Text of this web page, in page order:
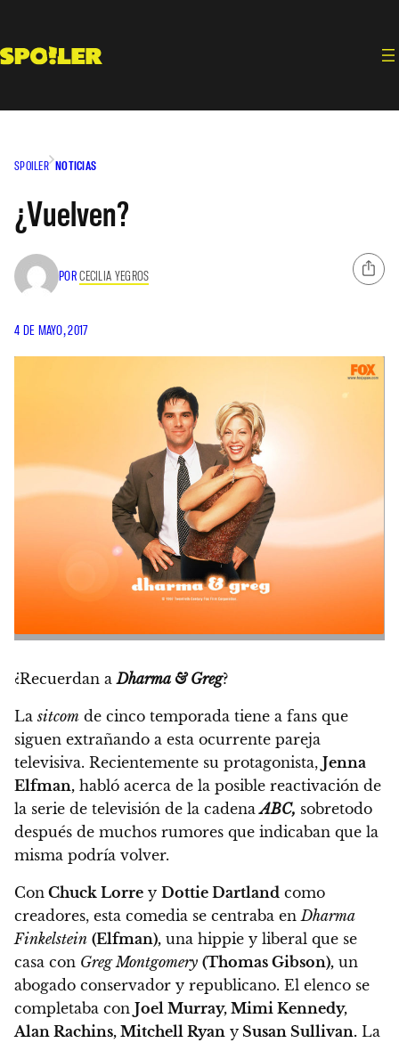
contenido
SPOILER NOTICIAS
¿Vuelven?
PORCECILIA YEGROS
4 DE MAYO, 2017
¿Recuerdan aDharma & Greg?
Lasitcom de cinco temporada tiene a fans que
siguen extrañando a esta ocurrente pareja
televisiva. Recientemente su protagonista, Jenna
Elfman, habló acerca de la posible reactivación de
la serie de televisión de la cadenaABC, sobretodo
después de muchos rumores que indicaban que la
misma podría volver.
Con Chuck Lorre y Dottie Dartland como
creadores, esta comedia se centraba en Dharma
Finkelstein (Elfman), una hippie y liberal que se
casa con Greg Montgomery (Thomas Gibson), un
abogado conservador y republicano. El elenco se
completaba con Joel Murray, Mimi Kennedy,
Alan Rachins, Mitchell Ryan y Susan Sullivan. La